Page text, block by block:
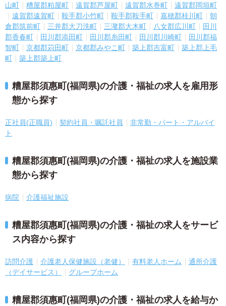
山町
糟屋郡粕屋町 遠賀郡芦屋町 遠賀郡水巻町
遠賀郡岡垣町
遠賀郡遠賀町
鞍手郡小竹町 鞍手郡鞍手町 嘉穂郡桂川町
朝
倉郡筑前町
三井郡大刀洗町 三潴郡大木町 八女郡広川町
田川
郡香春町
田川郡添田町 田川郡糸田町 田川郡川崎町
田川郡福
智町
京都郡苅田町 京都郡みやこ町 築上郡吉富町
築上郡上毛
町
築上郡築上町
糟屋郡須惠町(福岡県)の介護・福祉の求人を雇用形
態から探す
正社員(正職員) 契約社員・嘱託社員
非常勤・パート・アルバイ
ト
糟屋郡須惠町(福岡県)の介護・福祉の求人を施設業
態から探す
病院 介護福祉施設
糟屋郡須惠町(福岡県)の介護・福祉の求人をサービ
ス内容から探す
訪問介護 介護老人保健施設（老健） 有料老人ホーム
通所介護
（デイサービス）
グループホーム
糟屋郡須惠町(福岡県)の介護・福祉の求人を給与か